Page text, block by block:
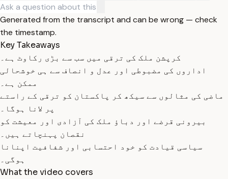
Generated from the transcript and can be wrong — check
the timestamp.
Key Takeaways
کرپشن ملک کی ترقی میں سب سے بڑی رکاوٹ ہے۔
اداروں کی مضبوطی اور عدل و انصاف سے ہی خوشحالی
ممکن ہے۔
ماضی کی مثالوں سے سیکھ کر پاکستان کو ترقی کے راستے
پر لانا ہوگا۔
بیرونی قرضے اور دباؤ ملک کی آزادی اور معیشت کو
نقصان پہنچاتے ہیں۔
سیاسی قیادت کو خود احتسابی اور شفافیت اپنانا
ہوگی۔
What the video covers